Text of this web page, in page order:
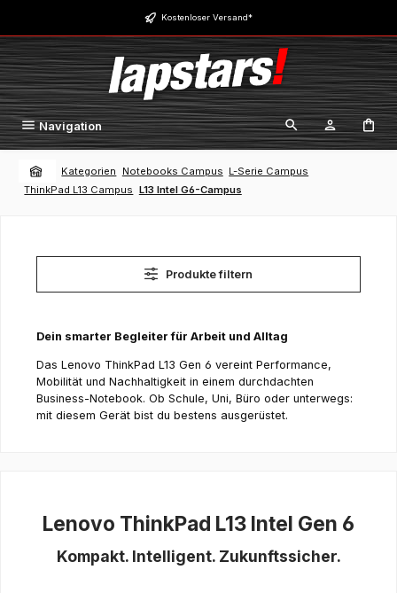
Zum Hauptinhalt springen Kostenloser Versand*
Navigation
Kategorien Notebooks Campus L-Serie Campus
ThinkPad L13 Campus L13 Intel G6-Campus
Produkte filtern
Dein smarter Begleiter für Arbeit und Alltag
Das Lenovo ThinkPad L13 Gen 6 vereint Performance,
Mobilität und Nachhaltigkeit in einem durchdachten
Business-Notebook. Ob Schule, Uni, Büro oder unterwegs:
mit diesem Gerät bist du bestens ausgerüstet.
Lenovo ThinkPad L13 Intel Gen 6
Kompakt. Intelligent. Zukunftssicher.